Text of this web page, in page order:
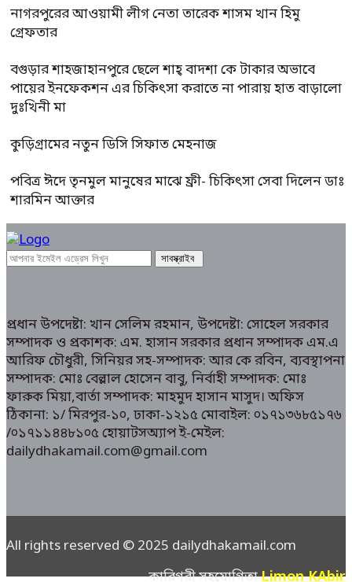
নাগরপুরের আওয়ামী লীগ নেতা তারেক শাসম খান হিমু
গ্রেফতার
বগুড়ার শাহজাহানপুরে ছেলে শাহ্ বাদশা কে টাকার অভাবে
পায়ের ইনফেকশন এর চিকিৎসা করাতে না পারায় হাত বাড়ালো
দুঃখিনী মা
কুড়িগ্রামের নতুন ডিসি সিফাত মেহনাজ
পবিত্র ঈদে তৃনমুল মানুষের মাঝে ফ্রী- চিকিৎসা সেবা দিলেন ডাঃ
শারমিন আক্তার
প্রধান উপদেষ্টা: খান সেলিম রহমান, উপদেষ্টা: সোহেল সরকার
সম্পাদক ও প্রকাশক: এম. হাসান সরকার প্রধান সম্পাদক এম.এ
আরিফ চৌধুরী, সিনিয়র সহ-সম্পাদক: আর কে রবিন, ব্যবস্থাপনা
সম্পাদক: মোঃ বেল্লাল হোসেন বাবু, নির্বাহী সম্পাদক: মোঃ
ফারুক মিয়া,বার্তা সম্পাদক: মাহমুদ হাসান মাসুদ। অফিস
ঠিকানা: ১/ মিরপুর-১০, ঢাকা-১২১৫ মোবাইল: ০১৭১৩৬৮৫১৭৬
/০১৭১১৪৪৮১০৫ হোয়াটসঅ্যাপ ই-মেইল:
dailydhakamail.com@gmail.com
All rights reserved © 2025 dailydhakamail.com
কারিগরী সহযোগিতাLimon KAbir